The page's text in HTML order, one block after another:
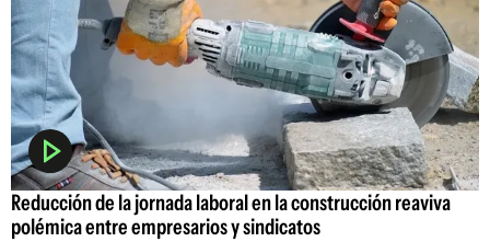
Reducción de la jornada laboral en la construcción reaviva
polémica entre empresarios y sindicatos